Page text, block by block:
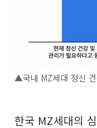
▲국내 MZ세대 정신
한국 MZ세대의